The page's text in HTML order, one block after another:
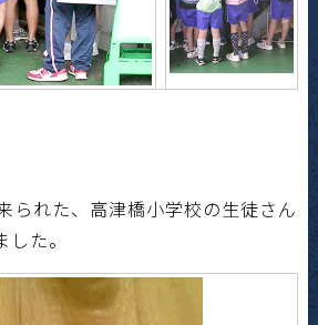
られた、高津橋小学校の生徒さん
た。